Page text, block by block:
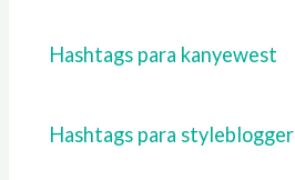
Hashtags para kanyewest
Hashtags para styleblogger